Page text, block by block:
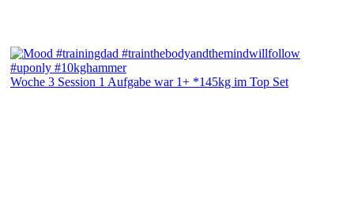
Woche 3 Session 1 Aufgabe war 1+ *145kg im Top Set